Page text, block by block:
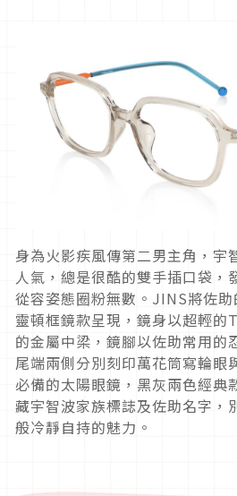
身為火影疾風傳第二男主角，宇
人氣， 總是很酷的雙手插口袋，
從容姿態圈粉無數。 JINS將佐
靈頓框鏡款呈現， 鏡身以超輕的
的金屬中梁， 鏡腳以佐助常用的
尾端兩側分別刻印萬花筒寫輪眼
必備的太陽眼鏡，黑灰兩色經典
藏宇智波家族標誌及佐助名字，
般冷靜自持的魅力。